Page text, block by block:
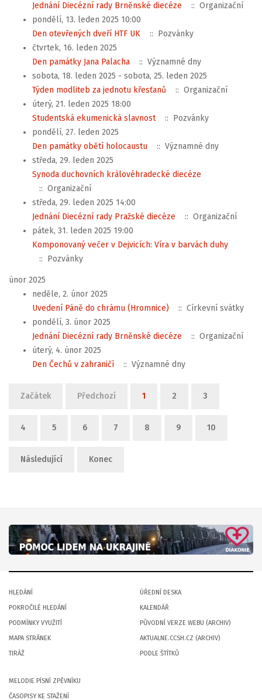
Jednání Diecézní rady Brněnské diecéze
:: Organizační
pondělí, 13. leden 2025 10:00
Den otevřených dveří HTF UK
:: Pozvánky
čtvrtek, 16. leden 2025
Den památky Jana Palacha
:: Významné dny
sobota, 18. leden 2025 - sobota, 25. leden 2025
Týden modliteb za jednotu křesťanů
:: Organizační
úterý, 21. leden 2025 18:00
Studentská ekumenická slavnost
:: Pozvánky
pondělí, 27. leden 2025
Den památky obětí holocaustu
:: Významné dny
středa, 29. leden 2025
Synoda duchovních královéhradecké diecéze
:: Organizační
středa, 29. leden 2025 14:00
Jednání Diecézní rady Pražské diecéze
:: Organizační
pátek, 31. leden 2025 19:00
Komponovaný večer v Dejvicích: Víra v barvách duhy
:: Pozvánky
únor 2025
neděle, 2. únor 2025
Uvedení Páně do chrámu (Hromnice)
:: Církevní svátky
pondělí, 3. únor 2025
Jednání Diecézní rady Brněnské diecéze
:: Organizační
úterý, 4. únor 2025
Den Čechů v zahraničí
:: Významné dny
Začátek Předchozí 1 2 3
4 5 6 7 8 9 10
Následující Konec
HLEDÁNÍ
POKROČILÉ HLEDÁNÍ
PODMÍNKY VYUŽITÍ
MAPA STRÁNEK
TIRÁŽ
ÚŘEDNÍ DESKA
KALENDÁŘ
PŮVODNÍ VERZE WEBU (ARCHIV)
AKTUALNE.CCSH.CZ (ARCHIV)
PODLE ŠTÍTKŮ
MELODIE PÍSNÍ ZPĚVNÍKU
ČASOPISY KE STAŽENÍ